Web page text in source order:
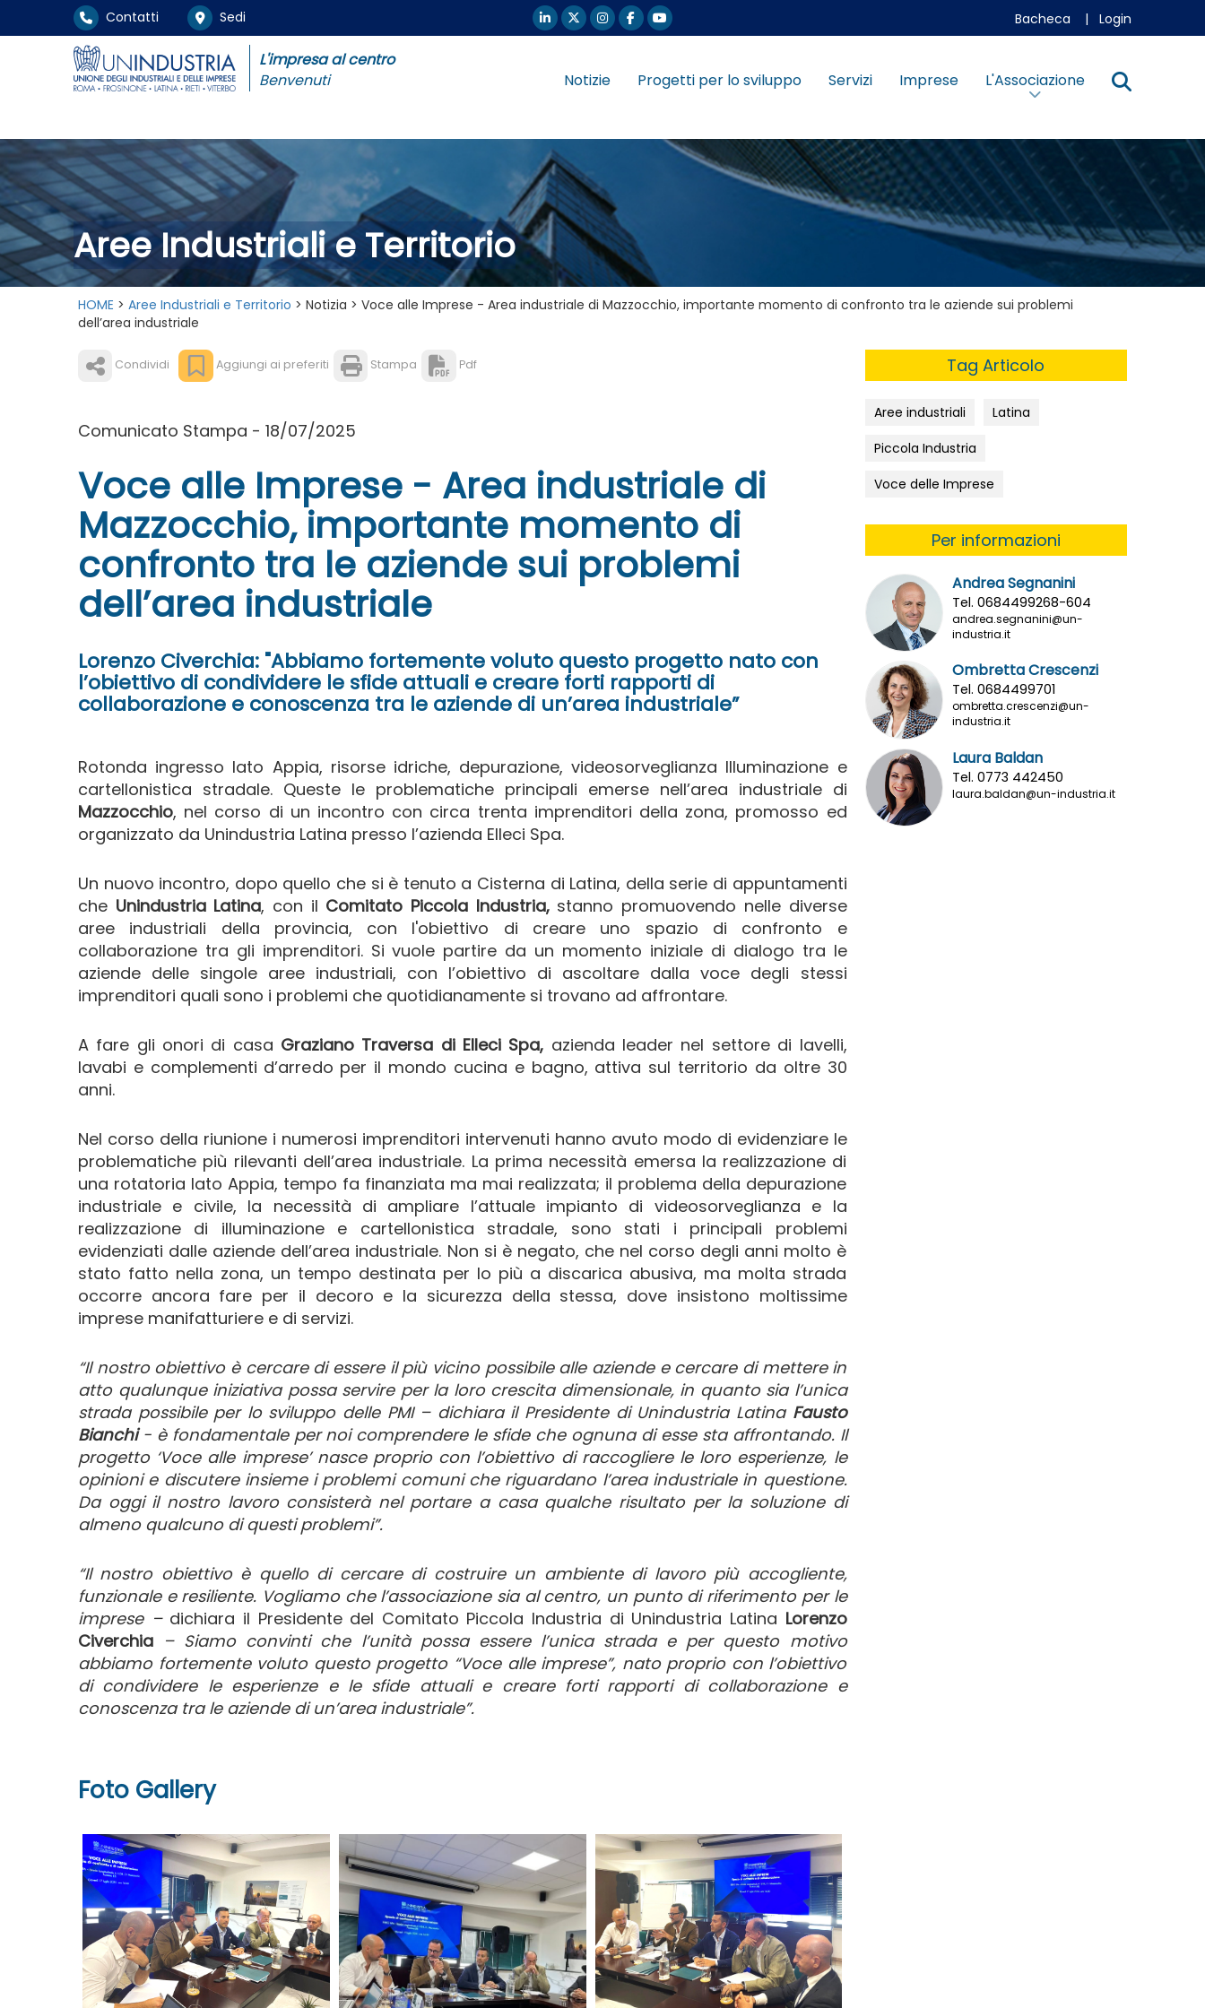
Contatti Sedi Bacheca | Login
L'impresa al centro
Benvenuti
Notizie Progetti per lo sviluppo Servizi Imprese L'Associazione
Aree Industriali e Territorio
HOME > Aree Industriali e Territorio > Notizia > Voce alle Imprese - Area industriale di Mazzocchio, importante momento di confronto tra le aziende sui problemi
dell’area industriale
Condividi Aggiungi ai preferiti Stampa Pdf
Comunicato Stampa - 18/07/2025
Voce alle Imprese - Area industriale di
Mazzocchio, importante momento di
confronto tra le aziende sui problemi
dell’area industriale
Lorenzo Civerchia: "Abbiamo fortemente voluto questo progetto nato con
l’obiettivo di condividere le sfide attuali e creare forti rapporti di
collaborazione e conoscenza tra le aziende di un’area industriale”
Rotonda ingresso lato Appia, risorse idriche, depurazione, videosorveglianza Illuminazione e
cartellonistica stradale. Queste le problematiche principali emerse nell’area industriale di
Mazzocchio, nel corso di un incontro con circa trenta imprenditori della zona, promosso ed
organizzato da Unindustria Latina presso l’azienda Elleci Spa.
Un nuovo incontro, dopo quello che si è tenuto a Cisterna di Latina, della serie di appuntamenti
che Unindustria Latina, con il Comitato Piccola Industria,stanno promuovendo nelle diverse
aree industriali della provincia, con l'obiettivo di creare uno spazio di confronto e
collaborazione tra gli imprenditori. Si vuole partire da un momento iniziale di dialogo tra le
aziende delle singole aree industriali, con l’obiettivo di ascoltare dalla voce degli stessi
imprenditori quali sono i problemi che quotidianamente si trovano ad affrontare.
A fare gli onori di casa Graziano Traversa di Elleci Spa, azienda leader nel settore di lavelli,
lavabi e complementi d’arredo per il mondo cucina e bagno, attiva sul territorio da oltre 30
anni.
Nel corso della riunione i numerosi imprenditori intervenuti hanno avuto modo di evidenziare le
problematiche più rilevanti dell’area industriale. La prima necessità emersa la realizzazione di
una rotatoria lato Appia, tempo fa finanziata ma mai realizzata; il problema della depurazione
industriale e civile, la necessità di ampliare l’attuale impianto di videosorveglianza e la
realizzazione di illuminazione e cartellonistica stradale, sono stati i principali problemi
evidenziati dalle aziende dell’area industriale. Non si è negato, che nel corso degli anni molto è
stato fatto nella zona, un tempo destinata per lo più a discarica abusiva, ma molta strada
occorre ancora fare per il decoro e la sicurezza della stessa, dove insistono moltissime
imprese manifatturiere e di servizi.
“Il nostro obiettivo è cercare di essere il più vicino possibile alle aziende e cercare di mettere in
atto qualunque iniziativa possa servire per la loro crescita dimensionale, in quanto sia l’unica
strada possibile per lo sviluppo delle PMI – dichiara il Presidente di Unindustria Latina Fausto
Bianchi- è fondamentale per noi comprendere le sfide che ognuna di esse sta affrontando. Il
progetto ‘Voce alle imprese’ nasce proprio con l’obiettivo di raccogliere le loro esperienze, le
opinioni e discutere insieme i problemi comuni che riguardano l’area industriale in questione.
Da oggi il nostro lavoro consisterà nel portare a casa qualche risultato per la soluzione di
almeno qualcuno di questi problemi”.
“Il nostro obiettivo è quello di cercare di costruire un ambiente di lavoro più accogliente,
funzionale e resiliente. Vogliamo che l’associazione sia al centro, un punto di riferimento per le
imprese – dichiara il Presidente del Comitato Piccola Industria di Unindustria Latina Lorenzo
Civerchia – Siamo convinti che l’unità possa essere l’unica strada e per questo motivo
abbiamo fortemente voluto questo progetto “Voce alle imprese”, nato proprio con l’obiettivo
di condividere le esperienze e le sfide attuali e creare forti rapporti di collaborazione e
conoscenza tra le aziende di un’area industriale”.
Foto Gallery
Tag Articolo
Aree industriali
Latina
Piccola Industria
Voce delle Imprese
Per informazioni
Andrea Segnanini
Tel. 0684499268-604
andrea.segnanini@un-
industria.it
Ombretta Crescenzi
Tel. 0684499701
ombretta.crescenzi@un-
industria.it
Laura Baldan
Tel. 0773 442450
laura.baldan@un-industria.it